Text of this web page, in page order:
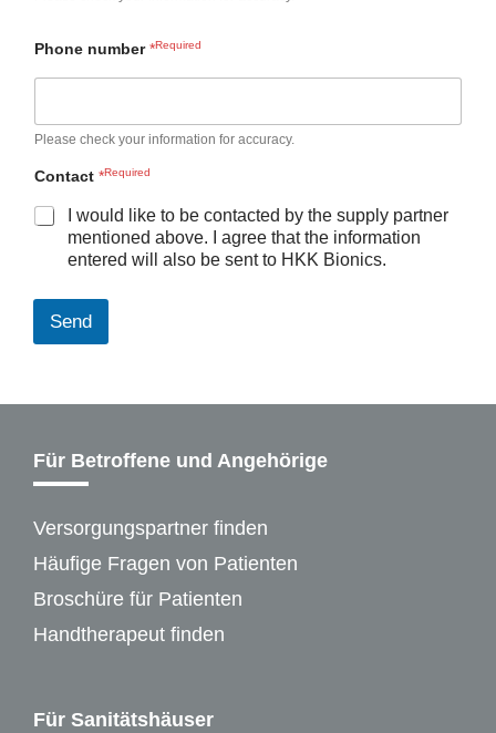
Phone number*
Please check your information for accuracy.
Contact *
I would like to be contacted by the supply partner
mentioned above. I agree that the information
entered will also be sent to HKK Bionics.
Send
Für Betroffene und Angehörige
Versorgungspartner finden
Häufige Fragen von Patienten
Broschüre für Patienten
Handtherapeut finden
Für Sanitätshäuser